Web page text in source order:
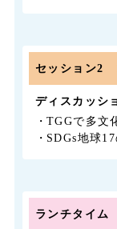
セッション2
ディスカッシ
・TGGで多文
・SDGs地球
ランチタイム